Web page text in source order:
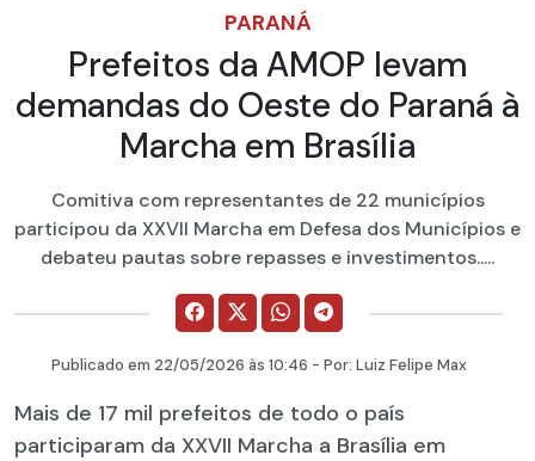
PARANÁ
Prefeitos da AMOP levam
demandas do Oeste do Paraná à
Marcha em Brasília
Comitiva com representantes de 22 municípios
participou da XXVII Marcha em Defesa dos Municípios e
debateu pautas sobre repasses e investimentos.....
Publicado em 22/05/2026 às 10:46 - Por: Luiz Felipe Max
Mais de 17 mil prefeitos de todo o país
participaram da XXVII Marcha a Brasília em